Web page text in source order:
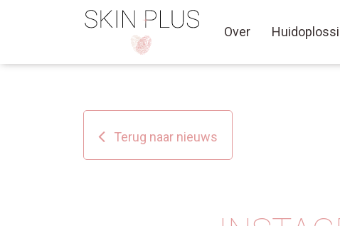
Over
Terug naar nieuws